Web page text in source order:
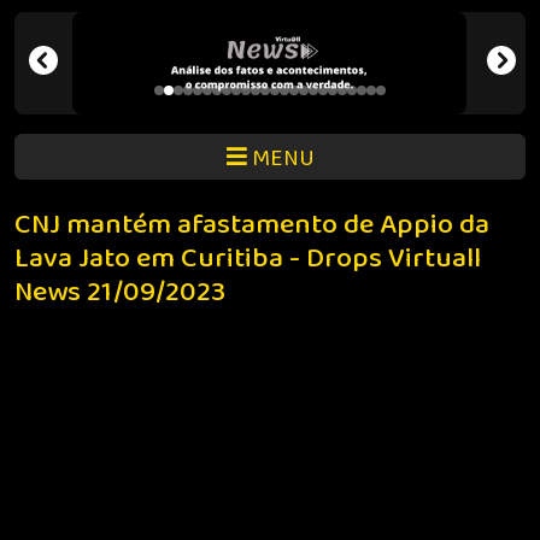
MENU
CNJ mantém afastamento de Appio da
Lava Jato em Curitiba - Drops Virtuall
News 21/09/2023